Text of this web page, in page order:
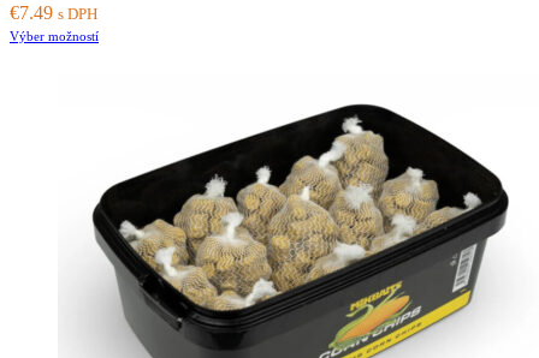
€7.49 s DPH
Výber možnostíThis
may
be
chosen
on
the
product
page